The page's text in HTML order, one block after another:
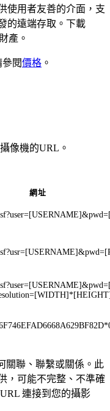
使用者友善的介面，支
的遠端存取。下載
產。
閱價格 。
像機的URL。
網址
關聯、聯繫或關係。此
，可能不完整、不準確
連接到您的攝影